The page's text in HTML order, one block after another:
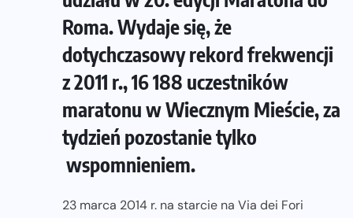
Roma. Wydaje się, że
dotychczasowy rekord frekwencji
z 2011 r., 16 188 uczestników
maratonu w Wiecznym Mieście, za
tydzień pozostanie tylko
wspomnieniem.
23 marca 2014 r. na starcie na Via dei Fori